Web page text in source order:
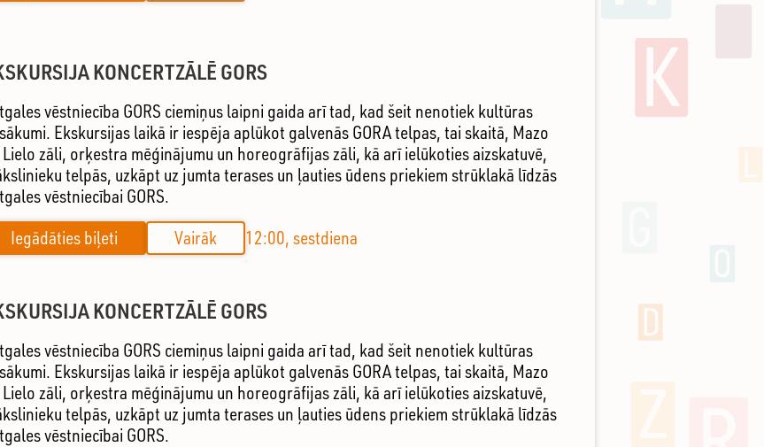
KONCERTZĀLĒ GORS
vēstniecība GORS ciemiņus laipni gaida arī tad, kad šeit nenotiek kultūras
Ekskursijas laikā ir iespēja aplūkot galvenās GORA telpas, tai skaitā, Mazo
Lielo zāli, orķestra mēģinājumu un horeogrāfijas zāli, kā arī ielūkoties aizskatuvē,
telpās, uzkāpt uz jumta terases un ļauties ūdens priekiem strūklakā līdzās
vēstniecībai GORS.
Iegādāties biļeti
Vairāk 12:00, sestdiena
KONCERTZĀLĒ GORS
vēstniecība GORS ciemiņus laipni gaida arī tad, kad šeit nenotiek kultūras
Ekskursijas laikā ir iespēja aplūkot galvenās GORA telpas, tai skaitā, Mazo
Lielo zāli, orķestra mēģinājumu un horeogrāfijas zāli, kā arī ielūkoties aizskatuvē,
telpās, uzkāpt uz jumta terases un ļauties ūdens priekiem strūklakā līdzās
vēstniecībai GORS.